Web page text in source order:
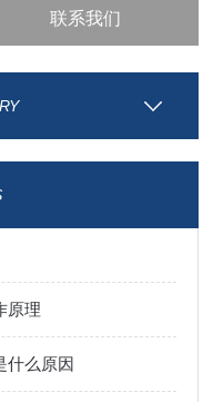
联系我们
原理
什么原因